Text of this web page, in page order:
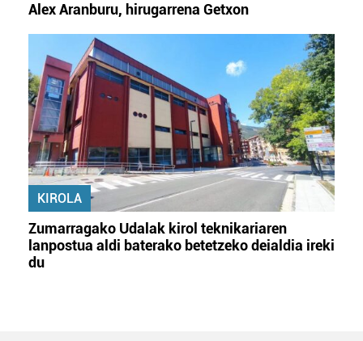
Alex Aranburu, hirugarrena Getxon
KIROLA
Zumarragako Udalak kirol teknikariaren
lanpostua aldi baterako betetzeko deialdia ireki
du